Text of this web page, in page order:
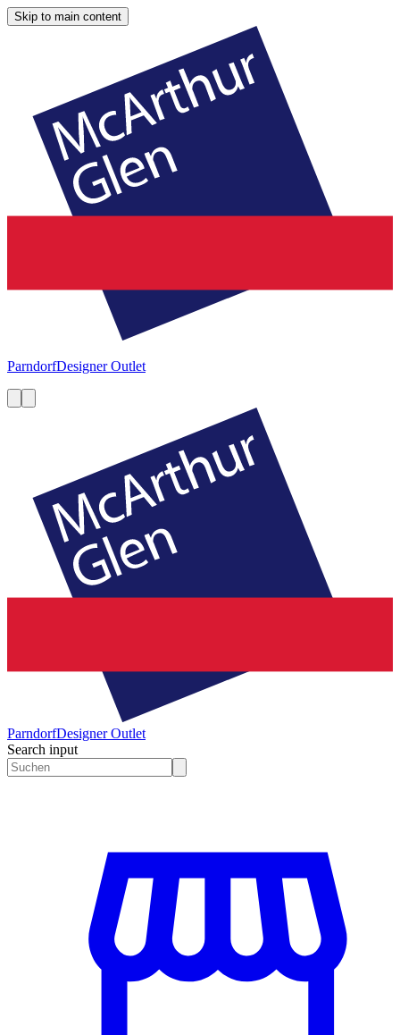
Skip to main content
ParndorfDesigner Outlet
ParndorfDesigner Outlet
Search input